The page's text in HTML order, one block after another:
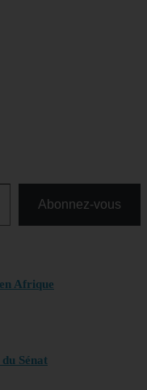
Abonnez-vous
Afrique
Sénat